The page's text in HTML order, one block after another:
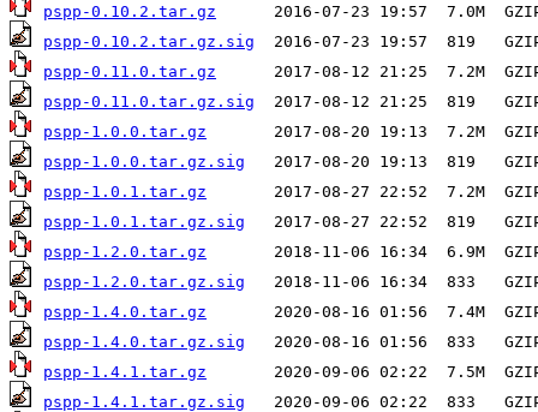
pspp-0.10.2.tar.gz
pspp-0.10.2.tar.gz.sig
pspp-0.11.0.tar.gz
pspp-0.11.0.tar.gz.sig
pspp-1.0.0.tar.gz
pspp-1.0.0.tar.gz.sig
pspp-1.0.1.tar.gz
pspp-1.0.1.tar.gz.sig
pspp-1.2.0.tar.gz
pspp-1.2.0.tar.gz.sig
pspp-1.4.0.tar.gz
pspp-1.4.0.tar.gz.sig
pspp-1.4.1.tar.gz
pspp-1.4.1.tar.gz.sig